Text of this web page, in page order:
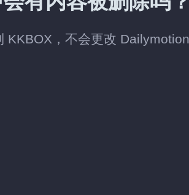
，不会更改 Dailymotion